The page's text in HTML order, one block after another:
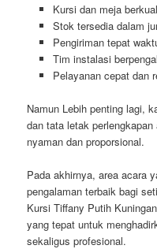
Kursi dan meja
Stok tersedia dalam
Pengiriman tepat
Tim instalasi
Pelayanan cepat dan
Namun Lebih penting lagi,
dan tata letak
nyaman dan proporsional.
Pada akhirnya, area acara
pengalaman terbaik bagi
Kursi Tiffany Putih
yang tepat untuk
sekaligus profesional.